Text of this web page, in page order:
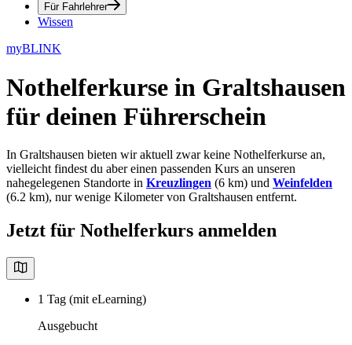
Für Fahrlehrer
Wissen
myBLINK
Nothelferkurse in Graltshausen
für deinen Führerschein
In Graltshausen bieten wir aktuell zwar keine Nothelferkurse an,
vielleicht findest du aber einen passenden Kurs an unseren
nahegelegenen Standorte in Kreuzlingen (6 km) und Weinfelden
(6.2 km), nur wenige Kilometer von Graltshausen entfernt.
Jetzt für Nothelferkurs anmelden
1 Tag (mit eLearning)
Ausgebucht